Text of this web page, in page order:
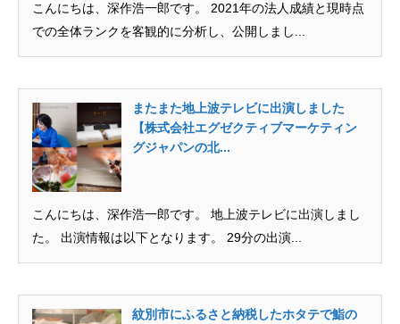
こんにちは、深作浩一郎です。 2021年の法人成績と現時点
での全体ランクを客観的に分析し、公開しまし...
またまた地上波テレビに出演しました
【株式会社エグゼクティブマーケティン
グジャパンの北...
こんにちは、深作浩一郎です。 地上波テレビに出演しまし
た。 出演情報は以下となります。 29分の出演...
紋別市にふるさと納税したホタテで鮨の